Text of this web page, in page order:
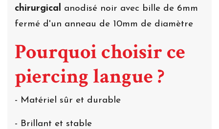
chirurgical
anodisé noir avec bille de 6mm
fermé d'un anneau de 10mm de diamètre
Pourquoi choisir ce
piercing langue ?
- Matériel sûr et durable
- Brillant et stable